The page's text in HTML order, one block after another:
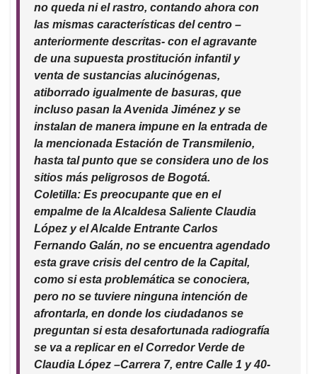
no queda ni el rastro, contando ahora con
las mismas características del centro –
anteriormente descritas- con el agravante
de una supuesta prostitución infantil y
venta de sustancias alucinógenas,
atiborrado igualmente de basuras, que
incluso pasan la Avenida Jiménez y se
instalan de manera impune en la entrada de
la mencionada Estación de Transmilenio,
hasta tal punto que se considera uno de los
sitios más peligrosos de Bogotá.
Coletilla: Es preocupante que en el
empalme de la Alcaldesa Saliente Claudia
López y el Alcalde Entrante Carlos
Fernando Galán, no se encuentra agendado
esta grave crisis del centro de la Capital,
como si esta problemática se conociera,
pero no se tuviere ninguna intención de
afrontarla, en donde los ciudadanos se
preguntan si esta desafortunada radiografía
se va a replicar en el Corredor Verde de
Claudia López –Carrera 7, entre Calle 1 y 40-